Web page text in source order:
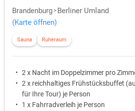
Brandenburg
Berliner Umland
(Karte öffnen)
Sauna Ruheraum
2 x Nacht im Doppelzimmer pro
2 x reichhaltiges Frühstücksbuffet
für Ihre Tour) je Person
1 x Fahrradverleih je Person